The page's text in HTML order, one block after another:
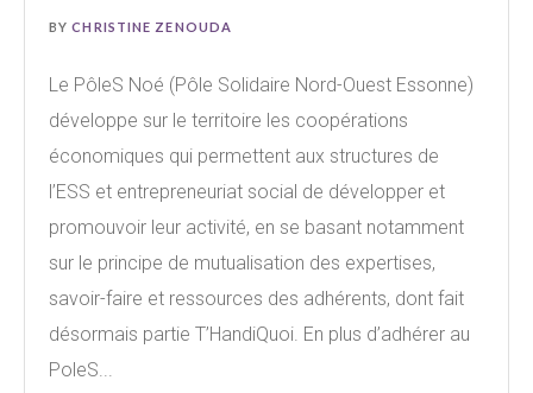
BYCHRISTINE ZENOUDA
Le PôleS Noé (Pôle Solidaire Nord-Ouest Essonne)
développe sur le territoire les coopérations
économiques qui permettent aux structures de
l’ESS et entrepreneuriat social de développer et
promouvoir leur activité, en se basant notamment
sur le principe de mutualisation des expertises,
savoir-faire et ressources des adhérents, dont fait
désormais partie T’HandiQuoi. En plus d’adhérer au
PoleS...